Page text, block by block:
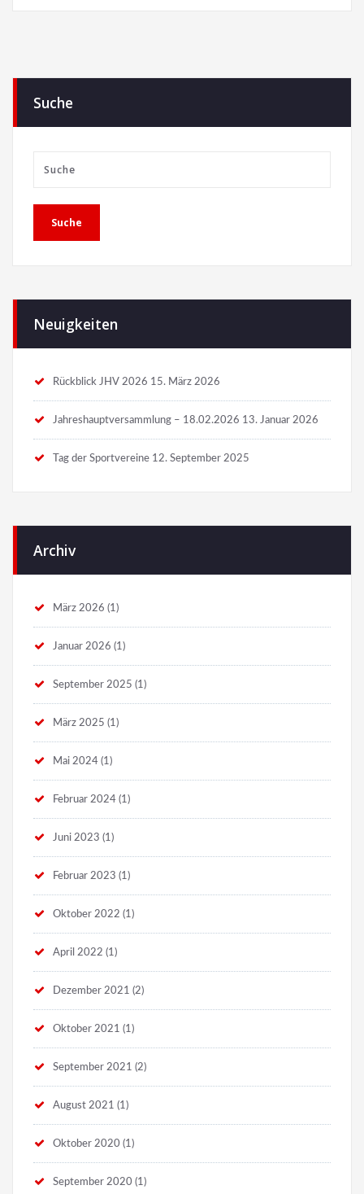
Suche
Neuigkeiten
Rückblick JHV 2026 15. März 2026
Jahreshauptversammlung – 18.02.2026 13. Januar 2026
Tag der Sportvereine 12. September 2025
Archiv
März 2026 (1)
Januar 2026 (1)
September 2025 (1)
März 2025 (1)
Mai 2024 (1)
Februar 2024 (1)
Juni 2023 (1)
Februar 2023 (1)
Oktober 2022 (1)
April 2022 (1)
Dezember 2021 (2)
Oktober 2021 (1)
September 2021 (2)
August 2021 (1)
Oktober 2020 (1)
September 2020 (1)